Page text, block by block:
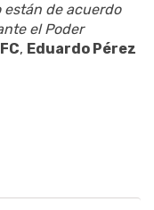
están de acuerdo
el Poder
, Eduardo Pérez